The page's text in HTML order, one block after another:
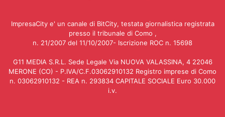
ImpresaCity e' un canale di BitCity, testata giornalistica registrata
presso il tribunale di Como ,
n. 21/2007 del 11/10/2007- Iscrizione ROC n. 15698
G11 MEDIA S.R.L. Sede Legale Via NUOVA VALASSINA, 4 22046
MERONE (CO) - P.IVA/C.F.03062910132 Registro imprese di Como
n. 03062910132 - REA n. 293834 CAPITALE SOCIALE Euro 30.000
i.v.